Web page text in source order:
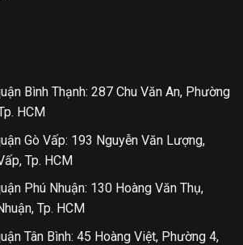
Bình Thạnh: 287 Chu Văn An, Phường
HCM
Gò Vấp: 193 Nguyễn Văn Lượng,
Tp. HCM
Phú Nhuận: 130 Hoàng Văn Thụ,
Tp. HCM
Tân Bình: 45 Hoàng Việt, Phường 4,